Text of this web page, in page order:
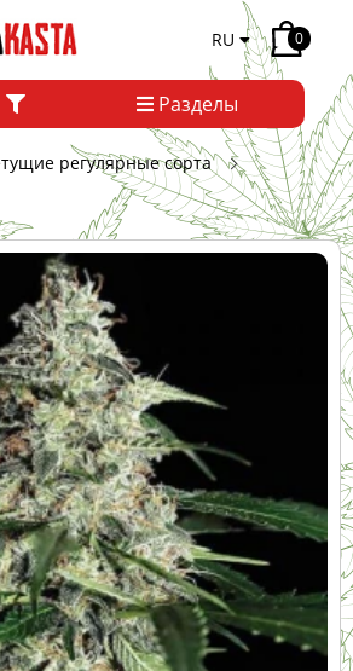
RU 0
Разделы
регулярные сорта